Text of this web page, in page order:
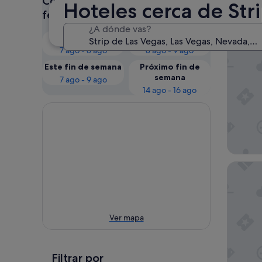
Hoteles cerca de
¿A dónde vas?
fechas
Esta noche
7 ago - 8 ago
Mañana
8 ago - 9 ago
Este fin de semana
7 ago - 9 ago
Próximo fin de
semana
14 ago - 16 ago
Ver mapa
Filtrar por
The
Paris